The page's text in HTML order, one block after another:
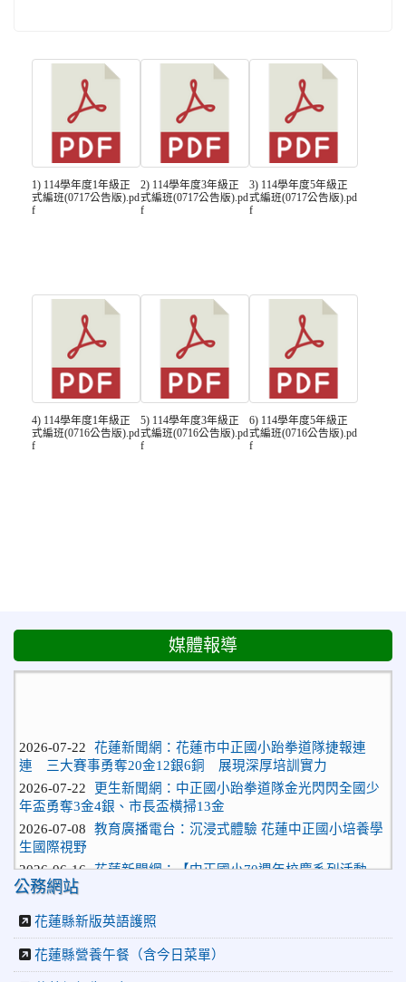
1) 114學年度1年級正
式編班(0717公告版).pd
f
2) 114學年度3年級正
式編班(0717公告版).pd
f
3) 114學年度5年級正
式編班(0717公告版).pd
f
4) 114學年度1年級正
式編班(0716公告版).pd
f
5) 114學年度3年級正
式編班(0716公告版).pd
f
6) 114學年度5年級正
式編班(0716公告版).pd
f
媒體報導
連 三大賽事勇奪20金12銀6銅 展現深厚培訓實力
2026-07-22 更生新聞網：中正國小跆拳道隊金光閃閃全國少
年盃勇奪3金4銀、市長盃橫掃13金
2026-07-08 教育廣播電台：沉浸式體驗 花蓮中正國小培養學
生國際視野
2026-06-16
「游藝飛揚」晚會登場】 師生家長齊聚一堂 共譜「時光樂
章．經典再現」
才藝晚會登場
2026-06-10 教育廣播電台：揮別童年迎向青春 中正國小畢業
公務網站
花蓮縣新版英語護照
花蓮縣營養午餐（含今日菜單）